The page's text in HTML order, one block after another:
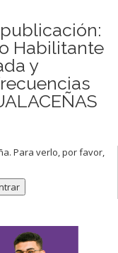
Habilitante
y
Para verlo, por favor,